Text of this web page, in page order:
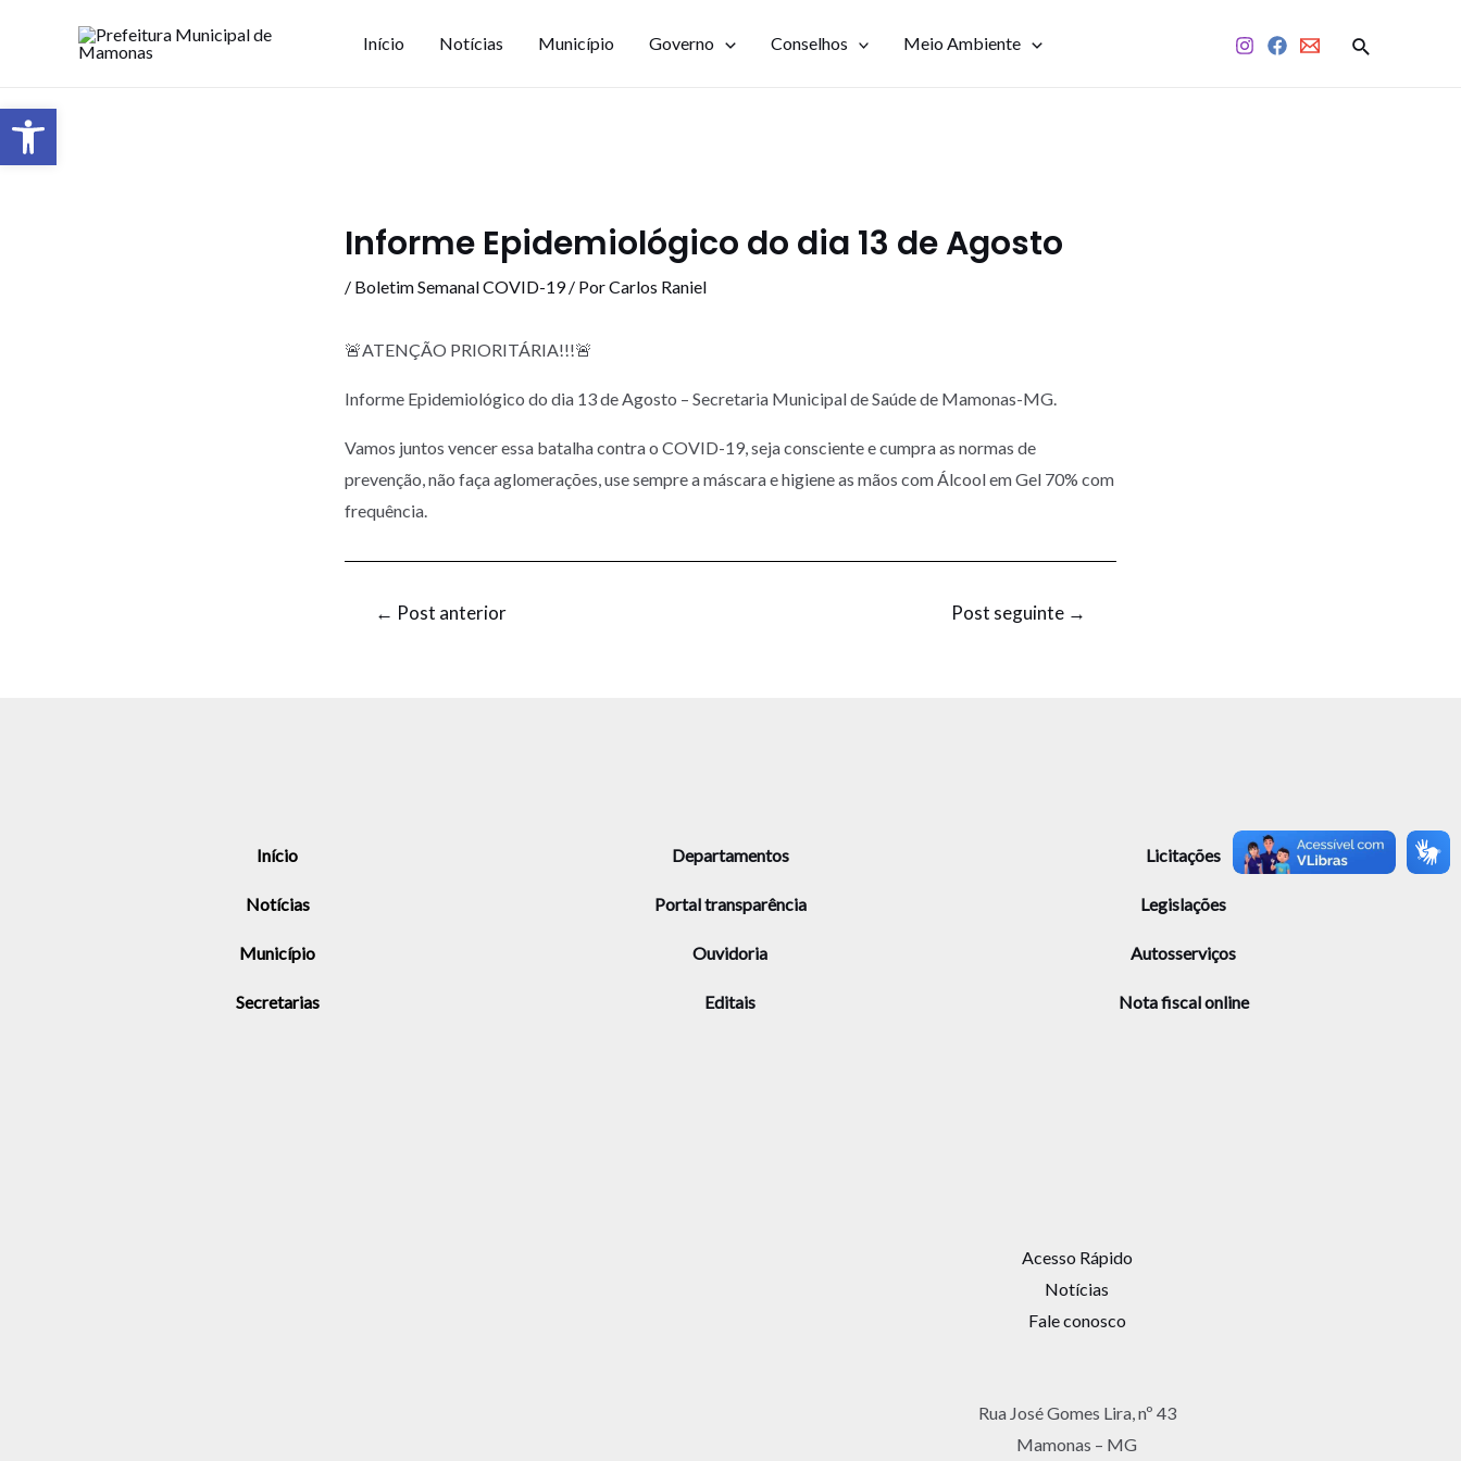
Início Notícias Município Governo Conselhos Meio Ambiente
Informe Epidemiológico do dia 13 de Agosto
/ Boletim Semanal COVID-19/ PorCarlos Raniel
🚨ATENÇÃO PRIORITÁRIA!!!🚨
Informe Epidemiológico do dia 13 de Agosto – Secretaria Municipal de Saúde de Mamonas-MG.
Vamos juntos vencer essa batalha contra o COVID-19, seja consciente e cumpra as normas de
prevenção, não faça aglomerações, use sempre a máscara e higiene as mãos com Álcool em Gel 70% com
frequência.
← Post anterior Post seguinte →
Início
Notícias
Município
Secretarias
Departamentos
Portal transparência
Ouvidoria
Editais
Licitações
Legislações
Autosserviços
Nota fiscal online
Acesso Rápido
Notícias
Fale conosco
Rua José Gomes Lira, nº 43
Mamonas – MG
Barra de Ferramentas Aberta